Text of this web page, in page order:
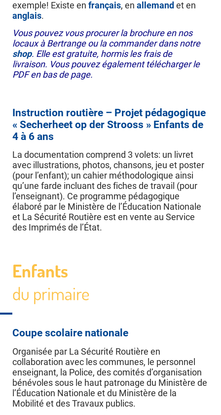
exemple! Existe en français, en allemandet en
anglais.
Vous pouvez vous procurer la brochure en nos
locaux à Bertrange ou la commander dans notre
shop. Elle est gratuite, hormis les frais de
livraison. Vous pouvez également télécharger le
PDF en bas de page.
Instruction routière – Projet pédagogique
« Secherheet op der Strooss » Enfants de
4 à 6 ans
La documentation comprend 3 volets: un livret
avec illustrations, photos, chansons, jeu et poster
(pour l’enfant); un cahier méthodologique ainsi
qu’une farde incluant des fiches de travail (pour
l’enseignant). Ce programme pédagogique
élaboré par le Ministère de l’Éducation Nationale
et La Sécurité Routière est en vente au Service
des Imprimés de l’État.
Enfants
du primaire
Coupe scolaire nationale
Organisée par La Sécurité Routière en
collaboration avec les communes, le personnel
enseignant, la Police, des comités d’organisation
bénévoles sous le haut patronage du Ministère de
l’Éducation Nationale et du Ministère de la
Mobilité et des Travaux publics.